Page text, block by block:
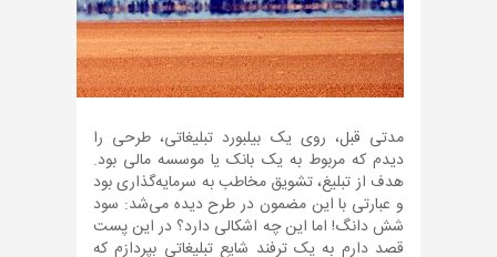
مدتی قبل، روی یک بیلبورد تبلیغاتی، طرحی را
دیدم که مربوط به یک بانک یا موسسه مالی بود.
هدف از تبلیغ، تشویق مخاطب به سرمایه‌گذاری بود
و عبارتی با این مضمون در طرح دیده می‌شد: سود
شش دانگ! اما این چه اشکالی دارد؟ در این پست
قصد دارم به یک ترفند شایع تبلیغاتی بپردازم که